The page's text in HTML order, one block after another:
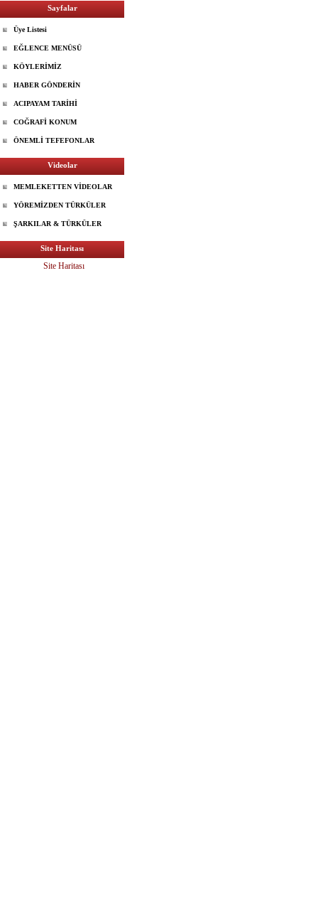
Sayfalar
Üye Listesi
EĞLENCE MENÜSÜ
KÖYLERİMİZ
HABER GÖNDERİN
ACIPAYAM TARİHİ
COĞRAFİ KONUM
ÖNEMLİ TEFEFONLAR
Videolar
MEMLEKETTEN VİDEOLAR
YÖREMİZDEN TÜRKÜLER
ŞARKILAR & TÜRKÜLER
Site Haritası
Site Haritası